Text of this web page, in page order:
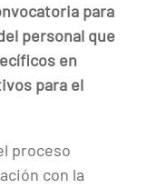
para
personal que
en
para el
proceso
con la